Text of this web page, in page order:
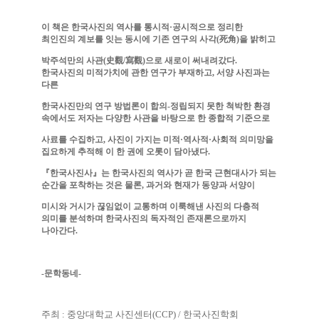
이 책은 한국사진의 역사를 통시적·공시적으로 정리한
최인진의 계보를 잇는 동시에 기존 연구의 사각(死角)을 밝히고
박주석만의 사관(史觀/寫觀)으로 새로이 써내려갔다.
한국사진의 미적가치에 관한 연구가 부재하고, 서양 사진과는
다른
한국사진만의 연구 방법론이 합의-정립되지 못한 척박한 환경
속에서도 저자는 다양한 사관을 바탕으로 한 종합적 기준으로
사료를 수집하고, 사진이 가지는 미적·역사적·사회적 의미망을
집요하게 추적해 이 한 권에 오롯이 담아냈다.
『한국사진사』 는 한국사진의 역사가 곧 한국 근현대사가 되는
순간을 포착하는 것은 물론, 과거와 현재가 동양과 서양이
미시와 거시가 끊임없이 교통하며 이룩해낸 사진의 다층적
의미를 분석하며 한국사진의 독자적인 존재론으로까지
나아간다.
-문학동네-
주최 : 중앙대학교 사진센터(CCP) / 한국사진학회